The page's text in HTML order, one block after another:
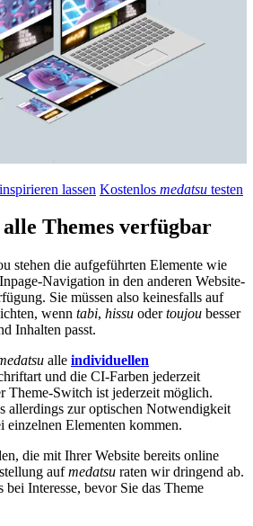
lassen Kostenlos medatsu testen
Themes verfügbar
stehen die aufgeführten Elemente wie
Navigation in den anderen Website-
Sie müssen also keinesfalls auf
wenn tabi, hissu odertoujou besser
Inhalten passt.
alle individuellen
und die CI-Farben jederzeit
Theme-Switch ist jederzeit möglich.
allerdings zur optischen Notwendigkeit
einzelnen Elementen kommen.
die mit Ihrer Website bereits online
aufmedatsu raten wir dringend ab.
Interesse, bevor Sie das Theme